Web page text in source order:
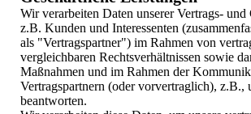
Wir verarbeiten Daten unserer Vertrags- und
z.B. Kunden und Interessenten
als "Vertragspartner") im Rahmen von
vergleichbaren Rechtsverhältnissen sowie
Maßnahmen und im Rahmen der
Vertragspartnern (oder vorvertraglich), z.B.,
beantworten.